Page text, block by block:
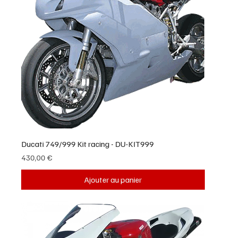
Ducati 749/999 Kit racing - DU-KIT999
Prix
430,00 €
Ajouter au panier